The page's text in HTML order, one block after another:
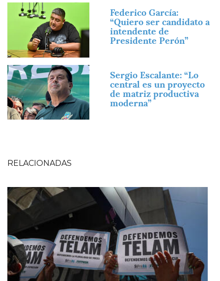
Imagen
Federico García:
“Quiero ser candidato a
intendente de
Presidente Perón”
Imagen
Sergio Escalante: “Lo
central es un proyecto
de matriz productiva
moderna”
RELACIONADAS
Imagen